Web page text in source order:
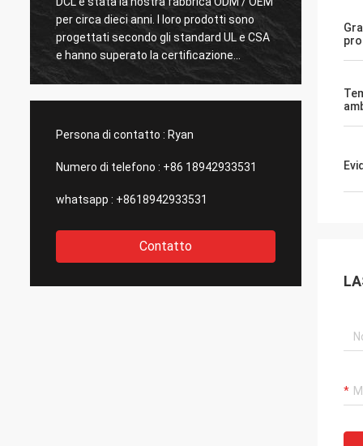
per circa dieci anni. I loro prodotti sono
progettati secondo gli standard UL e CSA
e hanno superato la certificazione
CSA.Pochissimi produttori cinesi possono
DCL
e
e
Persona di contatto : Ryan
Numero di telefono : +86 18942933531
whatsapp : +8618942933531
Contatto